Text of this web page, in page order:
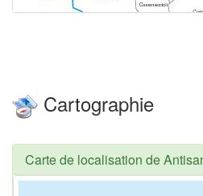
Cartographie
Carte de localisation de